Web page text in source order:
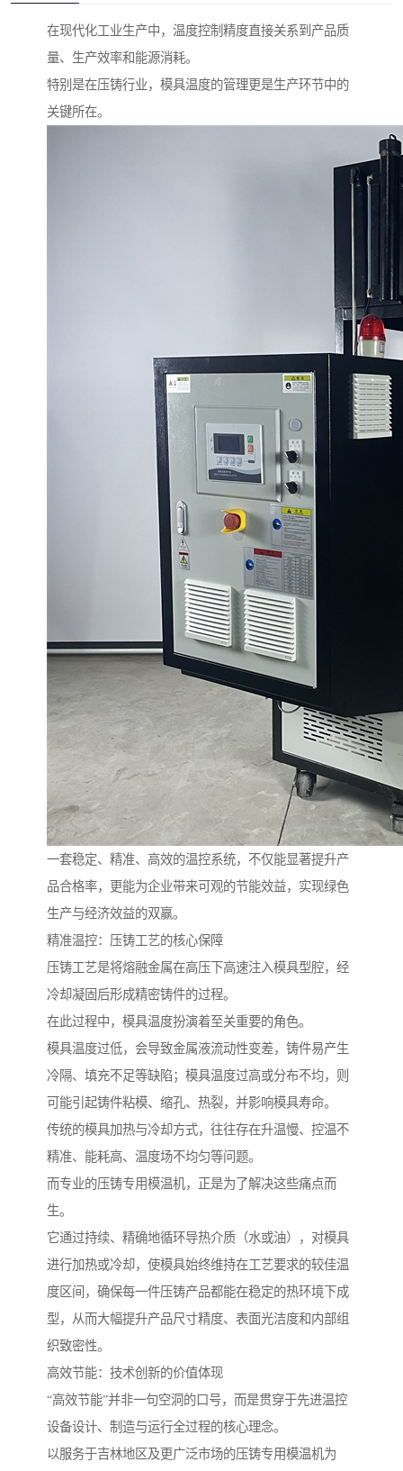
在现代化工业生产中，温度控制精度直接关系到产品质
量、生产效率和能源消耗。
特别是在压铸行业，模具温度的管理更是生产环节中的
关键所在。
一套稳定、精准、高效的温控系统，不仅能显著提升产
品合格率，更能为企业带来可观的节能效益，实现绿色
生产与经济效益的双赢。
精准温控：压铸工艺的核心保障
压铸工艺是将熔融金属在高压下高速注入模具型腔，经
冷却凝固后形成精密铸件的过程。
在此过程中，模具温度扮演着至关重要的角色。
模具温度过低，会导致金属液流动性变差，铸件易产生
冷隔、填充不足等缺陷；模具温度过高或分布不均，则
可能引起铸件粘模、缩孔、热裂，并影响模具寿命。
传统的模具加热与冷却方式，往往存在升温慢、控温不
精准、能耗高、温度场不均匀等问题。
而专业的压铸专用模温机，正是为了解决这些痛点而
生。
它通过持续、精确地循环导热介质（水或油），对模具
进行加热或冷却，使模具始终维持在工艺要求的较佳温
度区间，确保每一件压铸产品都能在稳定的热环境下成
型，从而大幅提升产品尺寸精度、表面光洁度和内部组
织致密性。
高效节能：技术创新的价值体现
“高效节能”并非一句空洞的口号，而是贯穿于先进温控
设备设计、制造与运行全过程的核心理念。
以服务于吉林地区及更广泛市场的压铸专用模温机为